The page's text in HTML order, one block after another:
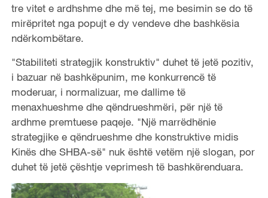
tre vitet e ardhshme dhe më tej, me besimin se do të
mirëpritet nga popujt e dy vendeve dhe bashkësia
ndërkombëtare.
"Stabiliteti strategjik konstruktiv" duhet të jetë pozitiv,
i bazuar në bashkëpunim, me konkurrencë të
moderuar, i normalizuar, me dallime të
menaxhueshme dhe qëndrueshmëri, për një të
ardhme premtuese paqeje. "Një marrëdhënie
strategjike e qëndrueshme dhe konstruktive midis
Kinës dhe SHBA-së" nuk është vetëm një slogan, por
duhet të jetë çështje veprimesh të bashkërenduara.